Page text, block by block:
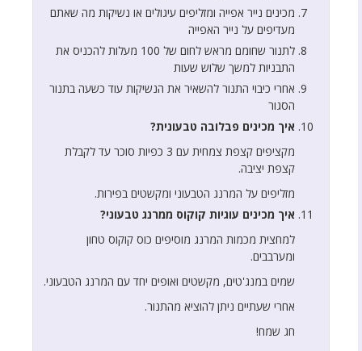
מכינים נייר אפייה ומזליפים עיגולים או נשיקות מה שאתם
מעדיפים על נייר האפייה
לתנור שחומם מראש לחום של 100 מעלות להכניס את
התבניות למשך שלוש שעות
אחרי כיבוי התנור להשאיר את הנשיקות עוד כשעה בתנור
הסגור
איך מכינים פבלובה טבעונית?
מקציפים קצפת צמחית עם 3 כפיות סוכר עד לקבלת
קצפת יציבה.
מזליפים על המרנג הטבעוני ומקשטים בפירות.
איך מכינים עוגיות קוקוס ממרנג טבעוני?
למחצית מכמות המרנג מוסיפים כוס קוקוס טחון
ומערבבים.
שמים במנג'טים, מקשטים ואופים יחד עם המרנג הטבעוני.
אחרי שעתיים ניתן להוציא מהתנור.
חג שמח!